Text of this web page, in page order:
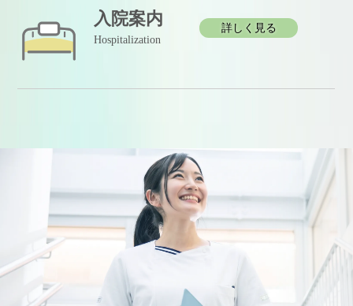
入院案内
Hospitalization
詳しく見る